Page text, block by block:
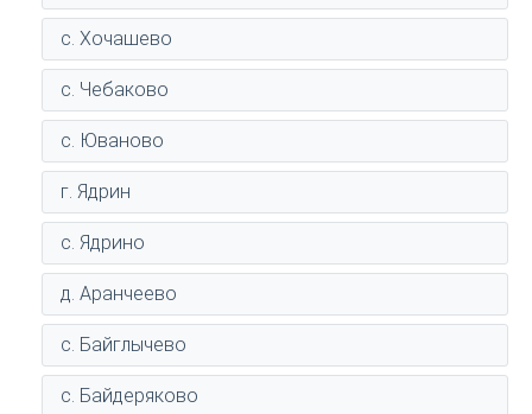
с. Хочашево
с. Чебаково
с. Юваново
г. Ядрин
с. Ядрино
д. Аранчеево
с. Байглычево
с. Байдеряково